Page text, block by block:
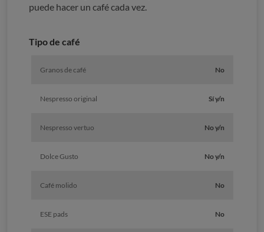
puede hacer un café cada vez.
Tipo de café
Granos de café No
Nespresso original Sí y/n
Nespresso vertuo No y/n
Dolce Gusto No y/n
Café molido No
ESE pads No